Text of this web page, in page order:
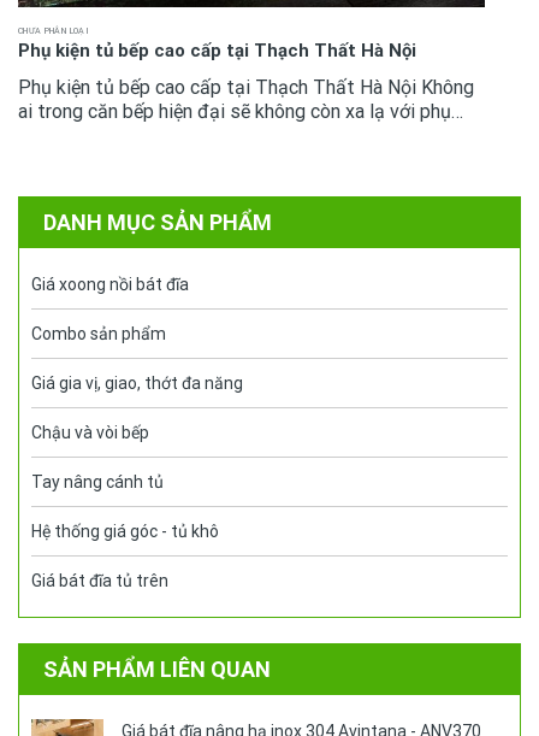
CHƯA PHÂN LOẠI
Phụ kiện tủ bếp cao cấp tại Thạch Thất Hà Nội
Phụ kiện tủ bếp cao cấp tại Thạch Thất Hà Nội Không
ai trong căn bếp hiện đại sẽ không còn xa lạ với phụ
DANH MỤC SẢN PHẨM
Giá xoong nồi bát đĩa
Combo sản phẩm
Giá gia vị, giao, thớt đa năng
Chậu và vòi bếp
Tay nâng cánh tủ
Hệ thống giá góc - tủ khô
Giá bát đĩa tủ trên
SẢN PHẨM LIÊN QUAN
Giá bát đĩa nâng hạ inox 304 Avintana - ANV370